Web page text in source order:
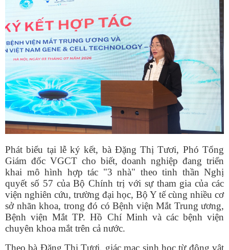
Phát biểu tại lễ ký kết, bà Đặng Thị Tươi, Phó Tổng
Giám đốc VGCT cho biết, doanh nghiệp đang triển
khai mô hình hợp tác "3 nhà" theo tinh thần Nghị
quyết số 57 của Bộ Chính trị với sự tham gia của các
viện nghiên cứu, trường đại học, Bộ Y tế cùng nhiều cơ
sở nhãn khoa, trong đó có Bệnh viện Mắt Trung ương,
Bệnh viện Mắt TP. Hồ Chí Minh và các bệnh viện
chuyên khoa mắt trên cả nước.
Theo bà Đặng Thị Tươi, giác mạc sinh học từ động vật